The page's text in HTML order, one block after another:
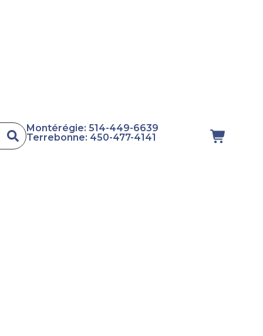
Montérégie: 514-449-6639
Terrebonne: 450-477-4141